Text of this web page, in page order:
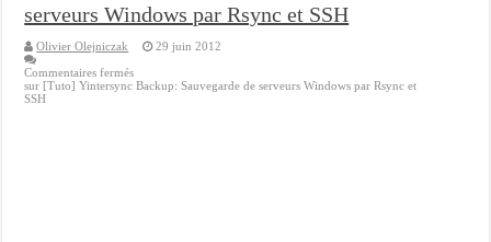
serveurs Windows par Rsync et SSH
Olivier Olejniczak
29 juin 2012
Commentaires fermés
sur [Tuto] Yintersync Backup: Sauvegarde de serveurs Windows par Rsync et
SSH